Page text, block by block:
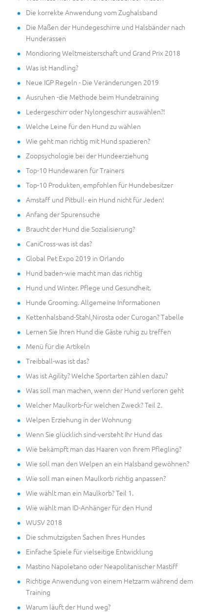
Die korrekte Anwendung vom Zughalsband
Die Maßen der Hundegeschirre und Halsbänder nach
Hunderassen
Mondioring Weltmeisterschaft und Grand Prix 2018
Was ist Handling?
Neue IGP Regeln - Die Veränderungen 2019
Ausruhen -die Methode beim Hundetraining
Ledergeschirr oder Nylongeschirr auswählen?!
Welche Leine für den Hund zu wählen
Wie geht man richtig mit Hund spazieren?
Zoopsychologie bei der Hundeerziehung
Top-10 Hundewaren für Trainers
Top-10 Produkten, empfohlen für Hundebesitzer
Amstaff und Pitbull- ein Hund nicht für Jeden!
Anfang der Spurensuche
Braucht der Hund die Sozialisierung?
CaniCross-was ist das?
Global Pet Expo 2019 in Orlando
Hund baden-wie macht man das richtig
Hund und Winter. Pflege und Gesundheit.
Hunde Grooming. Allgemeine Informationen
Kettenhalsband-Stahl,Nirosta oder Curogan? Tabelle
Lernen Sie Ihren Hund die Gäste ruhig zu treffen
Menü für die Artikeln
Treibball-was ist das?
Was ist Agility? Welche Sportarten zählen dazu?
Was soll man machen, wenn der Hund verloren geht
Welcher Maulkorb-für welchen Zweck? Teil 2.
Welpen Erziehung in der Wohnung
Wenn Sie glücklich sind-versteht Ihr Hund das
Wie bekämpft man das Haaren von Ihrem Pflegling?
Wie soll man den Welpen an ein Halsband gewöhnen?
Wie soll man einen Maulkorb richtig anpassen?
Wie wählt man ein Maulkorb? Teil 1.
Wie wählt man ID-Anhänger für den Hund
WUSV 2018
Die schmutzigsten Sachen Ihres Hundes
Einfache Spiele für vielseitige Entwicklung
Mastino Napoletano oder Neapolitanischer Mastiff
Richtige Anwendung von einem Hetzarm während dem
Training
Warum läuft der Hund weg?